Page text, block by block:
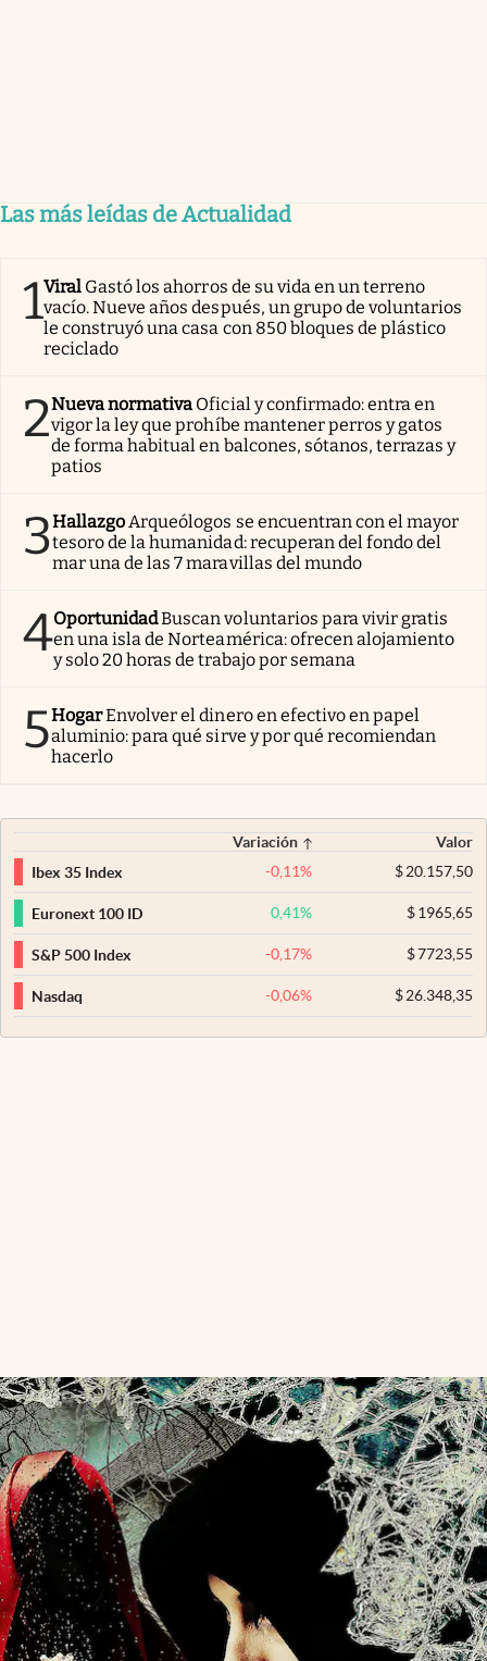
Las más leídas de Actualidad
1Viral Gastó los ahorros de su vida en un terreno
vacío. Nueve años después, un grupo de voluntarios
le construyó una casa con 850 bloques de plástico
reciclado
2Nueva normativa Oficial y confirmado: entra en
vigor la ley que prohíbe mantener perros y gatos
de forma habitual en balcones, sótanos, terrazas y
patios
3HallazgoArqueólogos se encuentran con el mayor
tesoro de la humanidad: recuperan del fondo del
mar una de las 7 maravillas del mundo
4OportunidadBuscan voluntarios para vivir gratis
en una isla de Norteamérica: ofrecen alojamiento
y solo 20 horas de trabajo por semana
5HogarEnvolver el dinero en efectivo en papel
aluminio: para qué sirve y por qué recomiendan
hacerlo
Variación
Valor
Ibex 35 Index
-0,11% $20.157,50
Euronext 100 ID 0,41% $1965,65
S&P 500 Index -0,17% $7723,55
Nasdaq -0,06% $26.348,35